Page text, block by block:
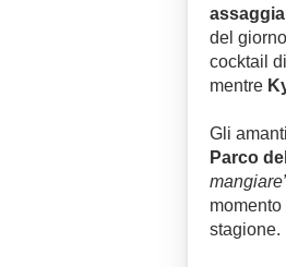
del
cocktail
mentre
Gli
Parco
stagione.